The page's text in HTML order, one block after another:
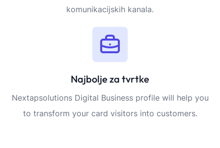
komunikacijskih kanala.
Najbolje za tvrtke
Nextapsolutions Digital Business profile will help you
to transform your card visitors into customers.